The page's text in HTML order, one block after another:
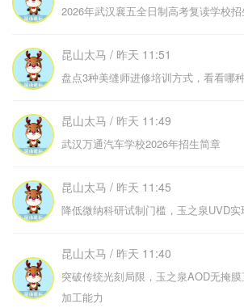
2026年武汉襄五全日制高考复读学校
昆山太马 / 昨天 11:51
盘点3种美缝师进修培训方式，看看哪
昆山太马 / 昨天 11:49
武汉万通汽车学校2026年招生简章
昆山太马 / 昨天 11:45
降低微纳科研试制门槛，玉之泉UVD
昆山太马 / 昨天 11:40
突破传统光刻局限，玉之泉AOD无掩
加工能力